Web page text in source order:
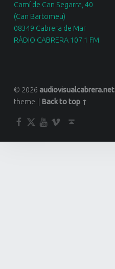
Camí de Can Segarra, 40
(Can Bartomeu)
08349 Cabrera de Mar
RÀDIO CABRERA 107.1 FM
© 2026 audiovisualcabrera.net
theme.
Back to top ↑
Facebook
TwitterYouTube
Vimeo